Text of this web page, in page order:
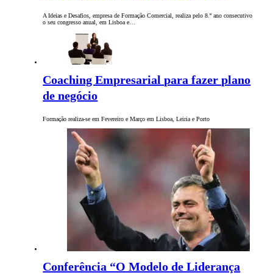
A Ideias e Desafios, empresa de Formação Comercial, realiza pelo 8.º ano consecutivo
o seu congresso anual, em Lisboa e…
Coaching Empresarial para fazer plano
de negócio
Formação realiza-se em Fevereiro e Março em Lisboa, Leiria e Porto
Conferência “O Modelo de Liderança